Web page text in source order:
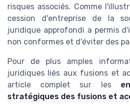
risques associés. Comme
cession d'entreprise de la
juridique approfondi a permis
non conformes et d'éviter des
Pour de plus amples
juridiques liés aux fusions et
article complet sur les
stratégiques des fusions et